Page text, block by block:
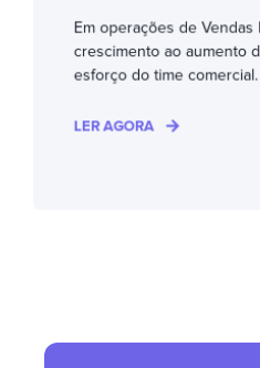
Em operações de Vendas
crescimento ao aumento
esforço do time comercial.
LER AGORA